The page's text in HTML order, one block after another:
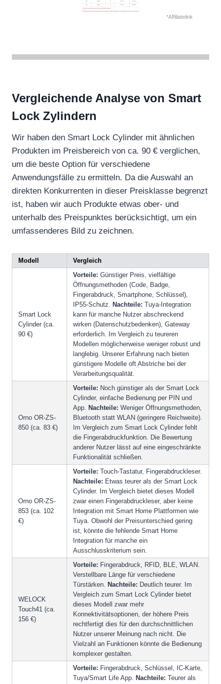
*Affiliatelink
Vergleichende Analyse von Smart
Lock Zylindern
Wir haben den Smart Lock Cylinder mit ähnlichen
Produkten im Preisbereich von ca. 90 € verglichen,
um die beste Option für verschiedene
Anwendungsfälle zu ermitteln. Da die Auswahl an
direkten Konkurrenten in dieser Preisklasse begrenzt
ist, haben wir auch Produkte etwas ober- und
unterhalb des Preispunktes berücksichtigt, um ein
umfassenderes Bild zu zeichnen.
Modell Vergleich
Smart Lock
Cylinder (ca.
90 €)
Vorteile: Günstiger Preis, vielfältige
Öffnungsmethoden (Code, Badge,
Fingerabdruck, Smartphone, Schlüssel),
IP55-Schutz. Nachteile: Tuya-Integration
kann für manche Nutzer abschreckend
wirken (Datenschutzbedenken), Gateway
erforderlich. Im Vergleich zu teureren
Modellen möglicherweise weniger robust und
langlebig. Unserer Erfahrung nach bieten
günstigere Modelle oft Abstriche bei der
Verarbeitungsqualität.
Orno OR-ZS-
850 (ca. 83 €)
Vorteile: Noch günstiger als der Smart Lock
Cylinder, einfache Bedienung per PIN und
App. Nachteile: Weniger Öffnungsmethoden,
Bluetooth statt WLAN (geringere Reichweite).
Im Vergleich zum Smart Lock Cylinder fehlt
die Fingerabdruckfunktion. Die Bewertung
anderer Nutzer lässt auf eine eingeschränkte
Funktionalität schließen.
Orno OR-ZS-
853 (ca. 102
€)
Vorteile: Touch-Tastatur, Fingerabdruckleser.
Nachteile: Etwas teurer als der Smart Lock
Cylinder. Im Vergleich bietet dieses Modell
zwar einen Fingerabdruckleser, aber keine
Integration mit Smart Home Plattformen wie
Tuya. Obwohl der Preisunterschied gering
ist, könnte die fehlende Smart Home
Integration für manche ein
Ausschlusskriterium sein.
WELOCK
Touch41 (ca.
156 €)
Vorteile: Fingerabdruck, RFID, BLE, WLAN.
Verstellbare Länge für verschiedene
Türstärken. Nachteile: Deutlich teurer. Im
Vergleich zum Smart Lock Cylinder bietet
dieses Modell zwar mehr
Konnektivitätsoptionen, der höhere Preis
rechtfertigt dies für den durchschnittlichen
Nutzer unserer Meinung nach nicht. Die
Vielzahl an Funktionen könnte die Bedienung
komplexer gestalten.
Vorteile: Fingerabdruck, Schlüssel, IC-Karte,
Tuya/Smart Life App. Nachteile: Teurer als